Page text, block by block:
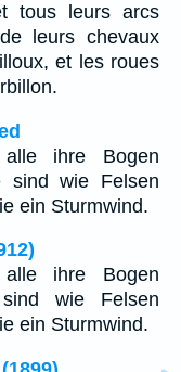
tous leurs arcs
leurs chevaux
et les roues
ihre Bogen
sind wie Felsen
ein Sturmwind.
ihre Bogen
wie Felsen
ein Sturmwind.